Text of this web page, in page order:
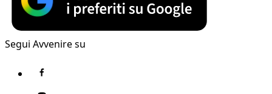
Segui Avvenire su